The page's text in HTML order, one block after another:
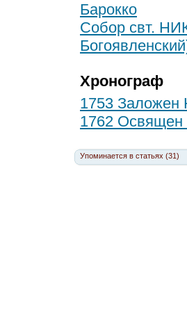
Барокко
Собор свт.
Хронограф
1753 Заложен
1762 Освящен
Упоминается в статьях (31)